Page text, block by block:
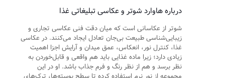
درباره هاوارد شوتر و عکاسی تبلیغاتی غذا
شوتر از عکاسانی است که میان دقت فنی عکاسی تجاری و
زیبایی‌شناسی طبیعت بی‌جان تعادل ایجاد می‌کنند. در عکاسی
غذا، کنترل نور، انعکاس، عمق میدان و آرایش اجزا اهمیت
زیادی دارد؛ زیرا ماده غذایی باید هم واقعی و قابل‌خوردن به
نظر برسد و هم از نظر رنگ و فرم جذاب باشد. او در این